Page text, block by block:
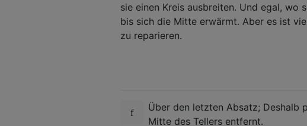
sie einen Kreis ausbreiten. Und egal, wo
bis sich die Mitte erwärmt. Aber es ist
zu reparieren.
Über den letzten Absatz; Deshalb
Mitte des Tellers entfernt.